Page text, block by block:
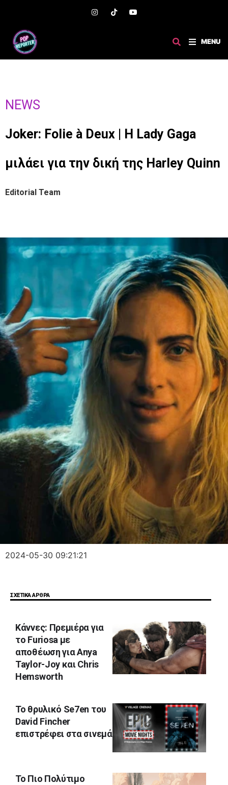
MENU
NEWS
Joker: Folie à Deux | Η Lady Gaga
μιλάει για την δική της Harley Quinn
Editorial Team
2024-05-30 09:21:21
ΣΧΕΤΙΚΑ ΑΡΘΡΑ
Κάννες: Πρεμιέρα για
το Furiosa με
αποθέωση για Anya
Taylor-Joy και Chris
Hemsworth
Το θρυλικό Se7en του
David Fincher
επιστρέφει στα σινεμά
Το Πιο Πολύτιμο